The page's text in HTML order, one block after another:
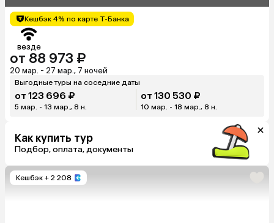
Кешбэк 4% по карте Т-Банка
везде
от 88 973 ₽
20 мар. - 27 мар., 7 ночей
Выгодные туры на соседние даты
от 123 696 ₽
5 мар. - 13 мар., 8 н.
от 130 530 ₽
10 мар. - 18 мар., 8 н.
Как купить тур
Подбор, оплата, документы
Кешбэк + 2 208